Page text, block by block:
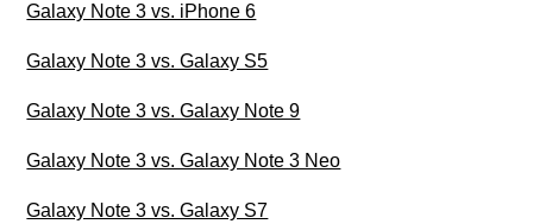
Galaxy Note 3 vs. iPhone 6
Galaxy Note 3 vs. Galaxy S5
Galaxy Note 3 vs. Galaxy Note 9
Galaxy Note 3 vs. Galaxy Note 3 Neo
Galaxy Note 3 vs. Galaxy S7